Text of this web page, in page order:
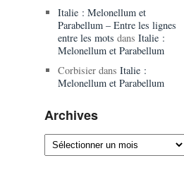
Italie : Melonellum et
Parabellum – Entre les lignes
entre les mots dans Italie :
Melonellum et Parabellum
Corbisierdans Italie :
Melonellum et Parabellum
Archives
Archives